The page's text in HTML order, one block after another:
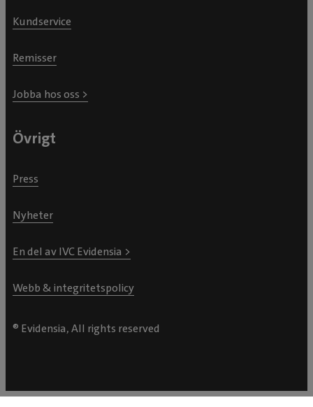
Kundservice
Remisser
Jobba hos oss >
Övrigt
Press
Nyheter
En del av IVC Evidensia >
Webb & integritetspolicy
® Evidensia, All rights reserved